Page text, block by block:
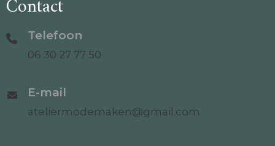
Contact
Telefoon
06 30 27 77 50
E-mail
ateliermodemaken@gmail.com